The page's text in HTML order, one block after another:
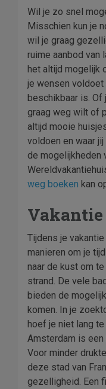
Wil je zo snel
Misschien kun je
wil je graag
ruime aanbod van
het altijd mogelijk
je wensen
beschikbaar is. Of
graag weg wilt of
altijd mooie
voldoen en waar
de mogelijkheden
weg boeken kan
Tijdens je
manieren om je
naar de kust om
strand. De vele
bieden de
komen. In je
hoef je niet lang
Amsterdam is
Voor minder
deze stad van
gezelligheid. Een